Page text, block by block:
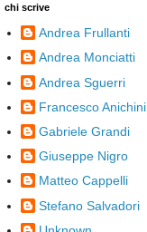
chi scrive
Andrea Frullanti
Andrea Monciatti
Andrea Sguerri
Francesco Anichini
Gabriele Grandi
Giuseppe Nigro
Matteo Cappelli
Stefano Salvadori